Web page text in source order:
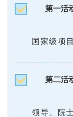
第一活
国家级项
第二活
领导、院